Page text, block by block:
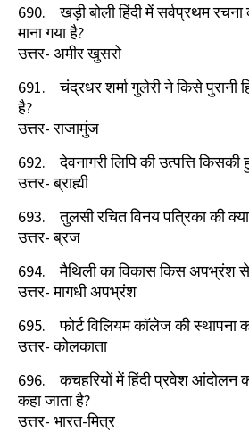
690.
खड़ी बोली हिंदी में सर्वप्रथम
माना गया है?
उत्तर- अमीर खुसरो
691.
चंद्रधर शर्मा गुलेरी ने किसे पुरानी
है?
उत्तर- राजामुंज
692.
देवनागरी लिपि की उत्पत्ति किसकी
उत्तर- ब्राह्मी
693.
तुलसी रचित विनय पत्रिका की
उत्तर- ब्रज
694.
मैथिली का विकास किस अपभ्रंश से
उत्तर- मागधी अपभ्रंश
695.
फोर्ट विलियम कॉलेज की स्थापना
उत्तर- कोलकाता
696.
कचहरियों में हिंदी प्रवेश आंदोलन
कहा जाता है?
उत्तर- भारत-मित्र